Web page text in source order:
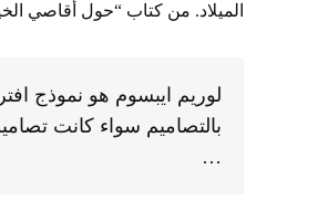
الميلاد. من كتاب “حول أقاصي
لوريم ايبسوم هو نموذج
بالتصاميم سواء كانت
…